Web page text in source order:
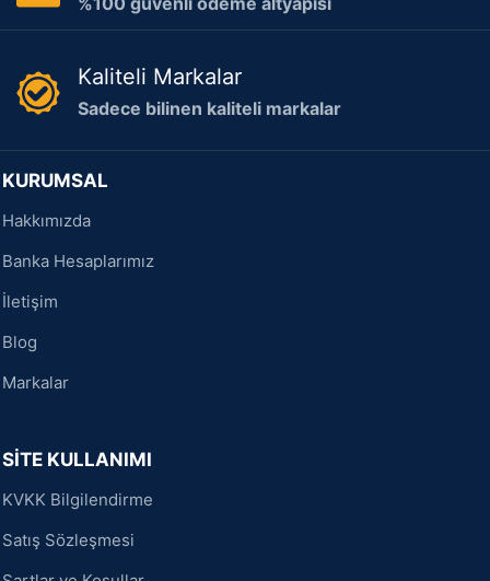
Kaliteli Markalar
Sadece bilinen kaliteli markalar
KURUMSAL
Hakkımızda
Banka Hesaplarımız
İletişim
Blog
Markalar
SİTE KULLANIMI
KVKK Bilgilendirme
Satış Sözleşmesi